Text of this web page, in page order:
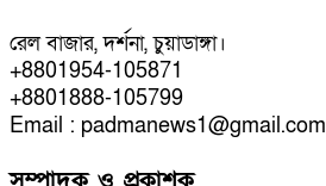
রেল বাজার, দর্শনা, চুয়াডাঙ্গা।
+8801954-105871
+8801888-105799
Email : padmanews1@gmail.com